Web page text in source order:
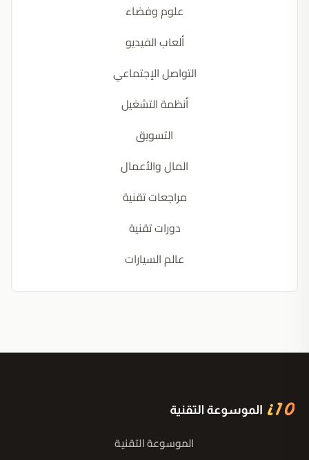
علوم وفضاء
ألعاب الفيديو
التواصل الإجتماعي
أنظمة التشغيل
التسويق
المال والأعمال
مراجعات تقنية
دورات تقنية
عالم السيارات
الموسوعة التقنية